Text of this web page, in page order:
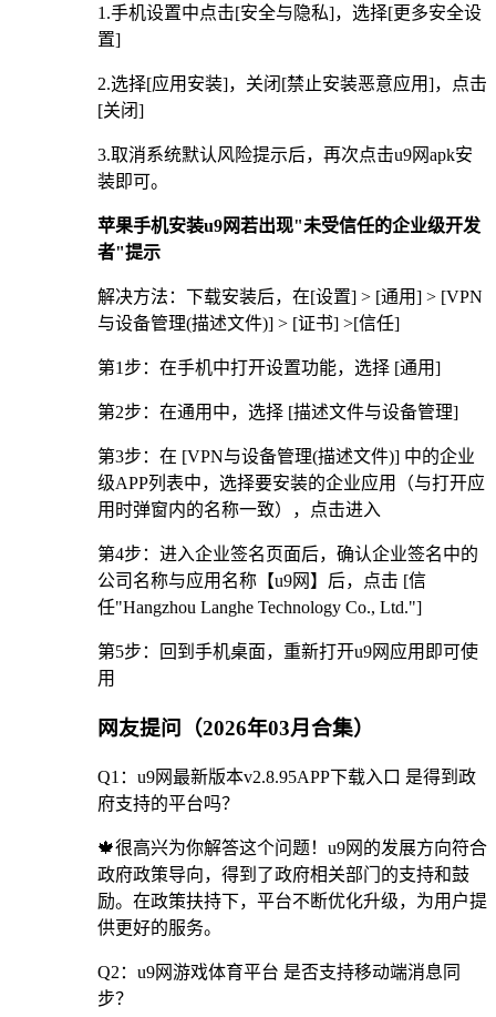
1.手机设置中点击[安全与隐私]，选择[更多安全设
置]
2.选择[应用安装]，关闭[禁止安装恶意应用]，点击
[关闭]
3.取消系统默认风险提示后，再次点击u9网apk安
装即可。
苹果手机安装u9网若出现"未受信任的企业级开发
者"提示
解决方法：下载安装后，在[设置] > [通用] > [VPN
与设备管理(描述文件)] > [证书] >[信任]
第1步：在手机中打开设置功能，选择 [通用]
第2步：在通用中，选择 [描述文件与设备管理]
第3步：在 [VPN与设备管理(描述文件)] 中的企业
级APP列表中，选择要安装的企业应用（与打开应
用时弹窗内的名称一致），点击进入
第4步：进入企业签名页面后，确认企业签名中的
公司名称与应用名称【u9网】后，点击 [信
任"Hangzhou Langhe Technology Co., Ltd."]
第5步：回到手机桌面，重新打开u9网应用即可使
用
网友提问（2026年03月合集）
Q1：u9网最新版本v2.8.95APP下载入口 是得到政
府支持的平台吗？
🍁很高兴为你解答这个问题！u9网的发展方向符合
政府政策导向，得到了政府相关部门的支持和鼓
励。在政策扶持下，平台不断优化升级，为用户提
供更好的服务。
Q2：u9网游戏体育平台 是否支持移动端消息同
步？